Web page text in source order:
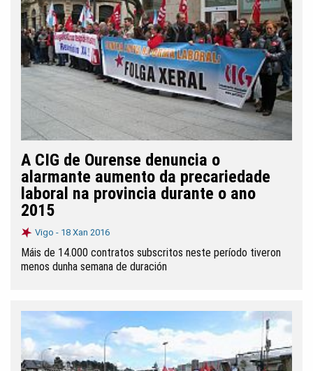
A CIG de Ourense denuncia o
alarmante aumento da precariedade
laboral na provincia durante o ano
2015
Vigo - 18 Xan 2016
Máis de 14.000 contratos subscritos neste período tiveron
menos dunha semana de duración